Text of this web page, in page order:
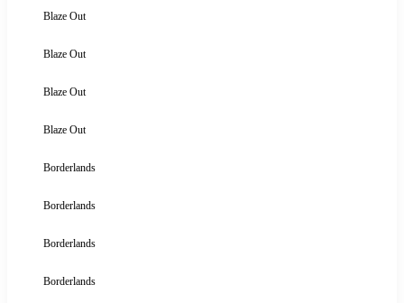
Blaze Out
Blaze Out
Blaze Out
Blaze Out
Borderlands
Borderlands
Borderlands
Borderlands